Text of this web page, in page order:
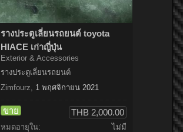
รางประตูเลี่ยนรถยนต์ toyota
HIACE เก่าญี่ปุ่น
Exterior & Accessories
รางประตูเลี่ยนรถยนต์
Zimfourz, 1 พฤศจิกายน 2021
ขาย THB 2,000.00
หมดอายุใน:
ไม่มี